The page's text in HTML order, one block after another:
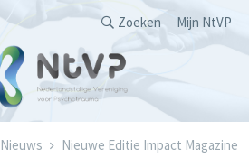
Secondary
Zoeken Mijn NtVP
Nieuws Nieuwe Editie Impact Magazine